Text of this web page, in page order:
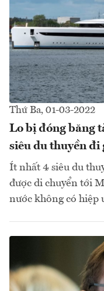
Thứ Ba, 01-03-2022
Lo bị đóng băng
siêu du thuyền đi
Ít nhất 4 siêu du
được di chuyển tới
nước không có hiệp